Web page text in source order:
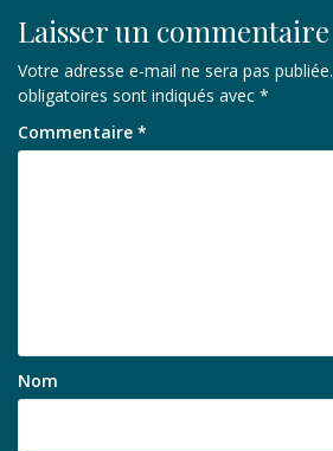
Laisser un commentaire
Votre adresse e-mail ne sera pas publiée.
obligatoires sont indiqués avec *
Commentaire *
Nom